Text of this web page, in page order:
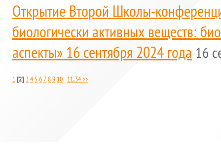
Открытие Второй Школы-
биологически активных веществ:
аспекты» 16 сентября 2024 года 16
1[2] 34 56789 10 11..34 >>